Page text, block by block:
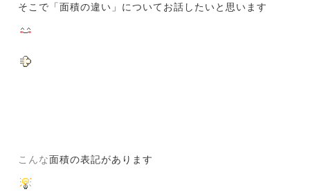
そこで「面積の違い」についてお話したいと思います
こんな面積の表記があります